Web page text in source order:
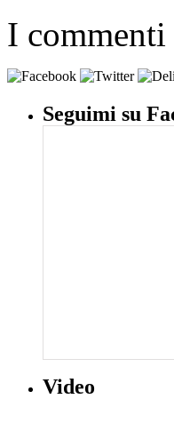
I
Seguimi su
Video